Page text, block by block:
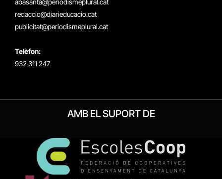
abasanta@periodismeplural.cat
redaccio@diarieducacio.cat
publicitat@periodismeplural.cat
Telèfon:
932 311 247
AMB EL SUPORT DE